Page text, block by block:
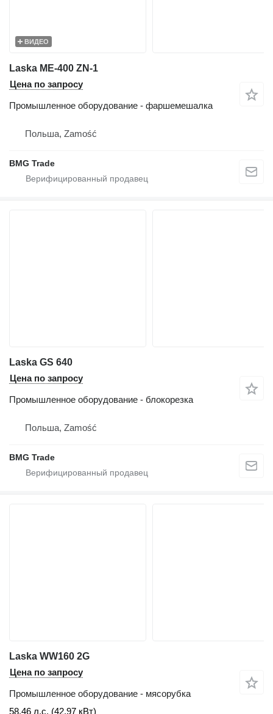
ВИДЕО
Laska ME-400 ZN-1
Цена по запросу
Промышленное оборудование - фаршемешалка
Польша, Zamość
BMG Trade
Laska GS 640
Цена по запросу
Промышленное оборудование - блокорезка
Польша, Zamość
BMG Trade
Laska WW160 2G
Цена по запросу
Промышленное оборудование - мясорубка
58.46 л.с. (42.97 кВт)